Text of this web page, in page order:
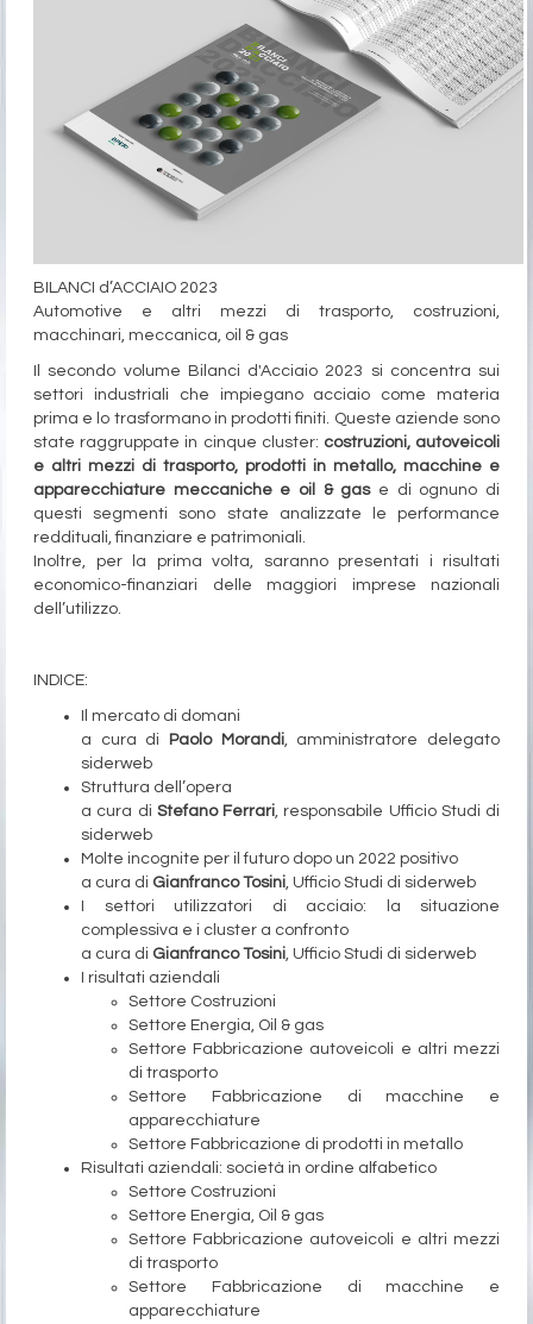
BILANCI d’ACCIAIO 2023
Automotive e altri mezzi di trasporto, costruzioni,
macchinari, meccanica, oil & gas
Il secondo volume Bilanci d'Acciaio 2023 si concentra sui
settori industriali che impiegano acciaio come materia
prima e lo trasformano in prodotti finiti. Queste aziende sono
state raggruppate in cinque cluster: costruzioni, autoveicoli
e altri mezzi di trasporto, prodotti in metallo, macchine e
apparecchiature meccaniche e oil & gase di ognuno di
questi segmenti sono state analizzate le performance
reddituali, finanziare e patrimoniali.
Inoltre, per la prima volta, saranno presentati i risultati
economico-finanziari delle maggiori imprese nazionali
dell’utilizzo.
INDICE:
Il mercato di domani
a cura di Paolo Morandi, amministratore delegato
siderweb
Struttura dell’opera
a cura di Stefano Ferrari , responsabile Ufficio Studi di
siderweb
Molte incognite per il futuro dopo un 2022 positivo
a cura di Gianfranco Tosini , Ufficio Studi di siderweb
I settori utilizzatori di acciaio: la situazione
complessiva e i cluster a confronto
a cura di Gianfranco Tosini , Ufficio Studi di siderweb
I risultati aziendali
Settore Costruzioni
Settore Energia, Oil & gas
Settore Fabbricazione autoveicoli e altri mezzi
di trasporto
Settore Fabbricazione di macchine e
apparecchiature
Settore Fabbricazione di prodotti in metallo
Risultati aziendali: società in ordine alfabetico
Settore Costruzioni
Settore Energia, Oil & gas
Settore Fabbricazione autoveicoli e altri mezzi
di trasporto
Settore Fabbricazione di macchine e
apparecchiature